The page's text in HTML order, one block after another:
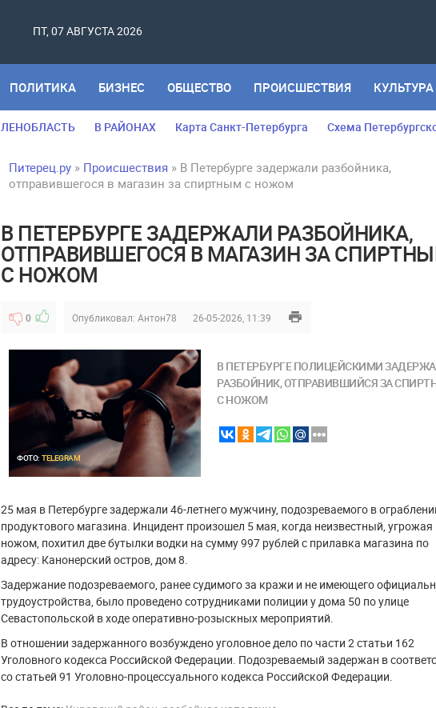
ПТ, 07 АВГУСТА 2026
ПОЛИТИКА БИЗНЕС ОБЩЕСТВО ПРОИСШЕСТВИЯ КУЛЬТУРА
ЛЕНОБЛАСТЬ В РАЙОНАХ Карта Санкт-Петербурга Схема
Питерец.ру » Происшествия » В Петербурге задержали разбойника,
отправившегося в магазин за спиртным с ножом
В ПЕТЕРБУРГЕ ЗАДЕРЖАЛИ РАЗБОЙНИКА,
ОТПРАВИВШЕГОСЯ В МАГАЗИН ЗА
С НОЖОМ
0 Опубликовал: Антон78 26-05-2026, 11:39
ФОТО: TELEGRAM
В ПЕТЕРБУРГЕ ПОЛИЦЕЙСКИМИ
РАЗБОЙНИК, ОТПРАВИВШИЙСЯ ЗА
С НОЖОМ
25 мая в Петербурге задержали 46-летнего мужчину, подозреваемого в
продуктового магазина. Инцидент произошел 5 мая, когда неизвестный, угрожая
ножом, похитил две бутылки водки на сумму 997 рублей с прилавка магазина по
адресу: Канонерский остров, дом 8.
Задержание подозреваемого, ранее судимого за кражи и не имеющего
трудоустройства, было проведено сотрудниками полиции у дома 50 по улице
Севастопольской в ходе оперативно-розыскных мероприятий.
В отношении задержанного возбуждено уголовное дело по части 2 статьи 162
Уголовного кодекса Российской Федерации. Подозреваемый задержан в
со статьей 91 Уголовно-процессуального кодекса Российской Федерации.